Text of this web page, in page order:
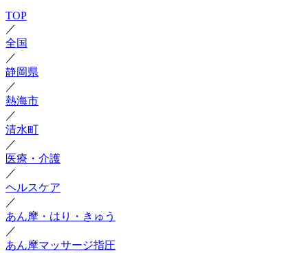
TOP
／
全国
／
静岡県
／
熱海市
／
清水町
／
医療・介護
／
ヘルスケア
／
あん摩・はり・きゅう
／
あん摩マッサージ指圧